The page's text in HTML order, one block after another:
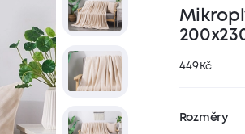
449 Kč
Rozměry